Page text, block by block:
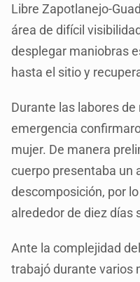
Libre Zapotlanejo-
área de difícil
desplegar maniobras
hasta el sitio y
Durante las labores
emergencia
mujer. De manera
cuerpo presentaba un
descomposición, por
alrededor de diez días
Ante la complejidad
trabajó durante varios